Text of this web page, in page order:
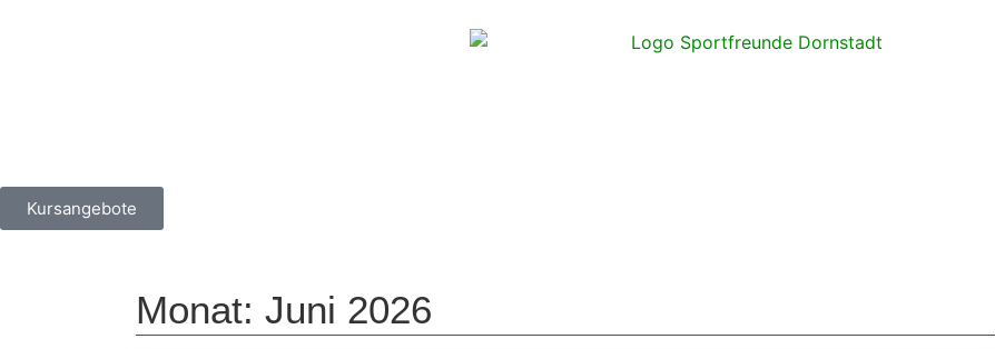
Kursangebote
Monat: Juni 2026